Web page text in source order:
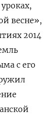
весне»,
2014
с его